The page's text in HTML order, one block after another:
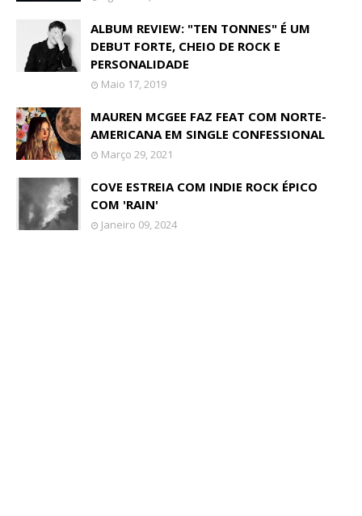
ALBUM REVIEW: "TEN TONNES" É UM
DEBUT FORTE, CHEIO DE ROCK E
PERSONALIDADE
Maio 17, 2019
MAUREN MCGEE FAZ FEAT COM NORTE-
AMERICANA EM SINGLE CONFESSIONAL
Março 29, 2021
COVE ESTREIA COM INDIE ROCK ÉPICO
COM 'RAIN'
Janeiro 09, 2024